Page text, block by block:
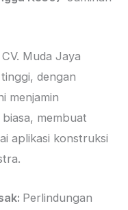
Muda Jaya
dengan
menjamin
membuat
aplikasi konstruksi
Perlindungan